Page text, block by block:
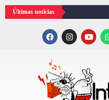
Últimas notícias